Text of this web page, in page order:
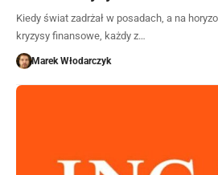
Kiedy świat zadrżał w posadach, a na
kryzysy finansowe, każdy z…
Marek Włodarczyk